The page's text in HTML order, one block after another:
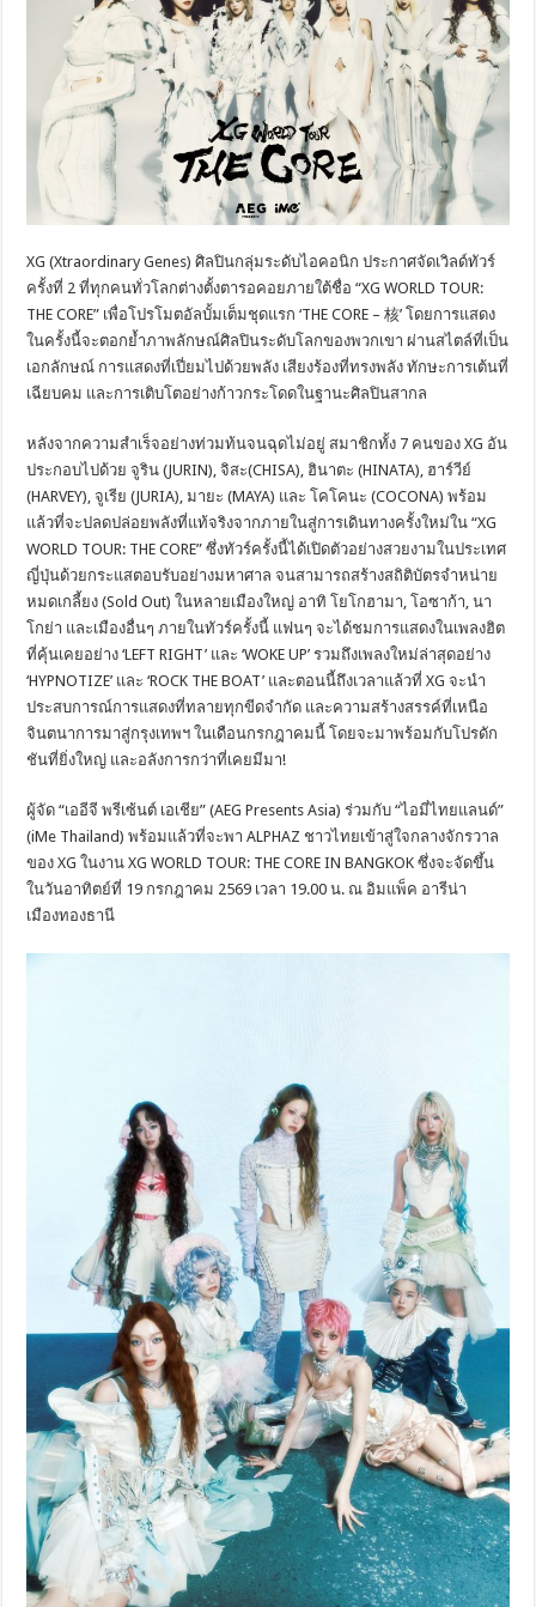
XG (Xtraordinary Genes) ศิลปินกลุ่มระดับไอคอนิก ประกาศจัดเวิลด์ทัวร์
ครั้งที่ 2 ที่ทุกคนทั่วโลกต่างตั้งตารอคอยภายใต้ชื่อ “XG WORLD TOUR:
THE CORE” เพื่อโปรโมตอัลบั้มเต็มชุดแรก ‘THE CORE – 核’ โดยการแสดง
ในครั้งนี้จะตอกย้ำภาพลักษณ์ศิลปินระดับโลกของพวกเขา ผ่านสไตล์ที่เป็น
เอกลักษณ์ การแสดงที่เปี่ยมไปด้วยพลัง เสียงร้องที่ทรงพลัง ทักษะการเต้นที่
เฉียบคม และการเติบโตอย่างก้าวกระโดดในฐานะศิลปินสากล
หลังจากความสำเร็จอย่างท่วมท้นจนฉุดไม่อยู่ สมาชิกทั้ง 7 คนของ XG อัน
ประกอบไปด้วย จูริน (JURIN), จิสะ(CHISA), ฮินาตะ (HINATA), ฮาร์วีย์
(HARVEY), จูเรีย (JURIA), มายะ (MAYA) และ โคโคนะ (COCONA) พร้อม
แล้วที่จะปลดปล่อยพลังที่แท้จริงจากภายในสู่การเดินทางครั้งใหม่ใน “XG
WORLD TOUR: THE CORE” ซึ่งทัวร์ครั้งนี้ได้เปิดตัวอย่างสวยงามในประเทศ
ญี่ปุ่นด้วยกระแสตอบรับอย่างมหาศาล จนสามารถสร้างสถิติบัตรจำหน่าย
หมดเกลี้ยง (Sold Out) ในหลายเมืองใหญ่ อาทิ โยโกฮามา, โอซาก้า, นา
โกย่า และเมืองอื่นๆ ภายในทัวร์ครั้งนี้ แฟนๆ จะได้ชมการแสดงในเพลงฮิต
ที่คุ้นเคยอย่าง ‘LEFT RIGHT’ และ ‘WOKE UP’ รวมถึงเพลงใหม่ล่าสุดอย่าง
‘HYPNOTIZE’ และ ‘ROCK THE BOAT’ และตอนนี้ถึงเวลาแล้วที่ XG จะนำ
ประสบการณ์การแสดงที่ทลายทุกขีดจำกัด และความสร้างสรรค์ที่เหนือ
จินตนาการมาสู่กรุงเทพฯ ในเดือนกรกฎาคมนี้ โดยจะมาพร้อมกับโปรดัก
ชันที่ยิ่งใหญ่ และอลังการกว่าที่เคยมีมา!
ผู้จัด “เออีจี พรีเซ้นต์ เอเชีย” (AEG Presents Asia) ร่วมกับ “ไอมี่ไทยแลนด์”
(iMe Thailand) พร้อมแล้วที่จะพา ALPHAZ ชาวไทยเข้าสู่ใจกลางจักรวาล
ของ XG ในงาน XG WORLD TOUR: THE CORE IN BANGKOK ซึ่งจะจัดขึ้น
ในวันอาทิตย์ที่ 19 กรกฎาคม 2569 เวลา 19.00 น. ณ อิมแพ็ค อารีน่า
เมืองทองธานี